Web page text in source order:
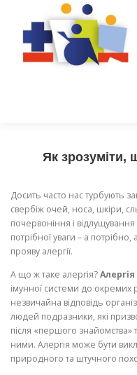
вмісту
ПУБЛІЧНА
ЗАПИСАТИСЬ НА
Як зрозуміти,
Досить часто нас турбують
свербіж очей, носа, шкіри,
почервоніння і
потрібної уваги – а
прояву алергії.
А що ж таке алергія?Алергія
імунної системи до
незвичайна відповідь
людей подразники, які
після «першого знайомства»
ними. Алергія може бути
природного та штучного